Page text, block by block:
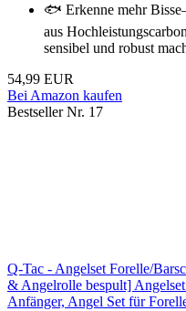
🐟 Erkenne mehr
aus
sensibel und robust
54,99 EUR
Bei Amazon kaufen
Bestseller Nr. 17
Q-Tac - Angelset Forelle/
& Angelrolle bespult]
Anfänger, Angel Set für